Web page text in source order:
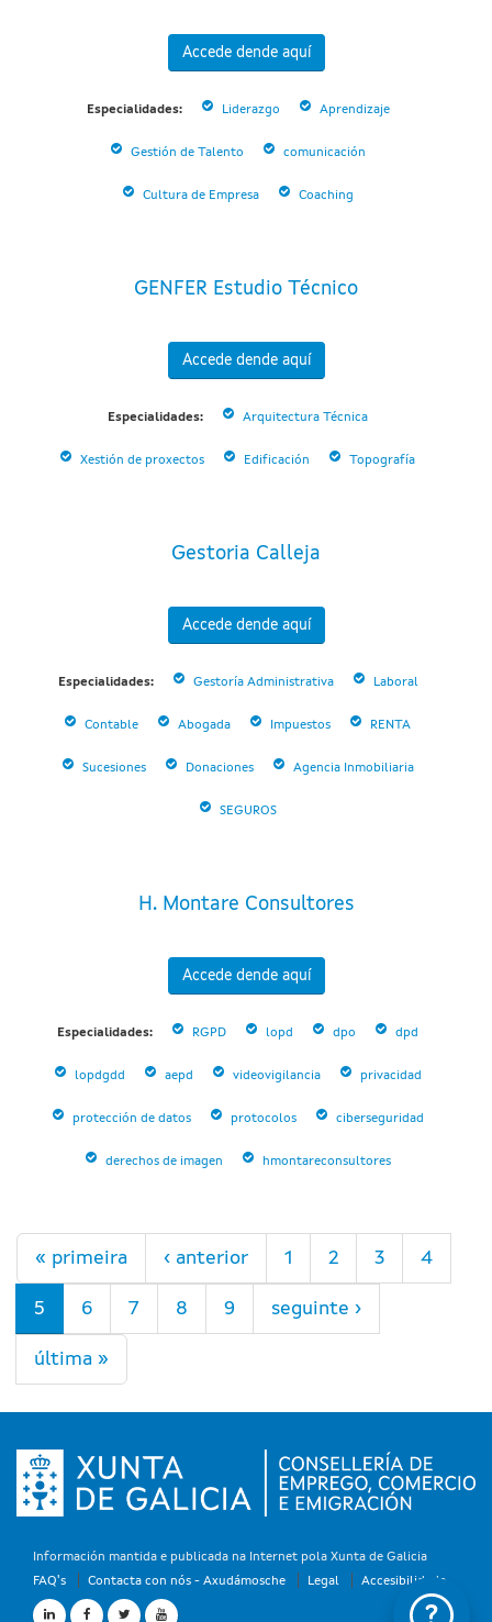
Accede dende aquí
Especialidades: Liderazgo Aprendizaje
Gestión de Talento comunicación
Cultura de Empresa Coaching
GENFER Estudio Técnico
Accede dende aquí
Especialidades: Arquitectura Técnica
Xestión de proxectos Edificación Topografía
Gestoria Calleja
Accede dende aquí
Especialidades: Gestoría Administrativa Laboral
Contable Abogada Impuestos RENTA
Sucesiones Donaciones Agencia Inmobiliaria
SEGUROS
H. Montare Consultores
Accede dende aquí
Especialidades: RGPD lopd dpo dpd
lopdgdd aepd videovigilancia privacidad
protección de datos protocolos ciberseguridad
derechos de imagen hmontareconsultores
Páxinas
« primeira ‹ anterior 1 2 3 4
5 6 7 8 9 seguinte ›
última »
Información mantida e publicada na Internet pola Xunta de Galicia
FAQ's
Contacta con nós - Axudámosche Legal Accesibilidade